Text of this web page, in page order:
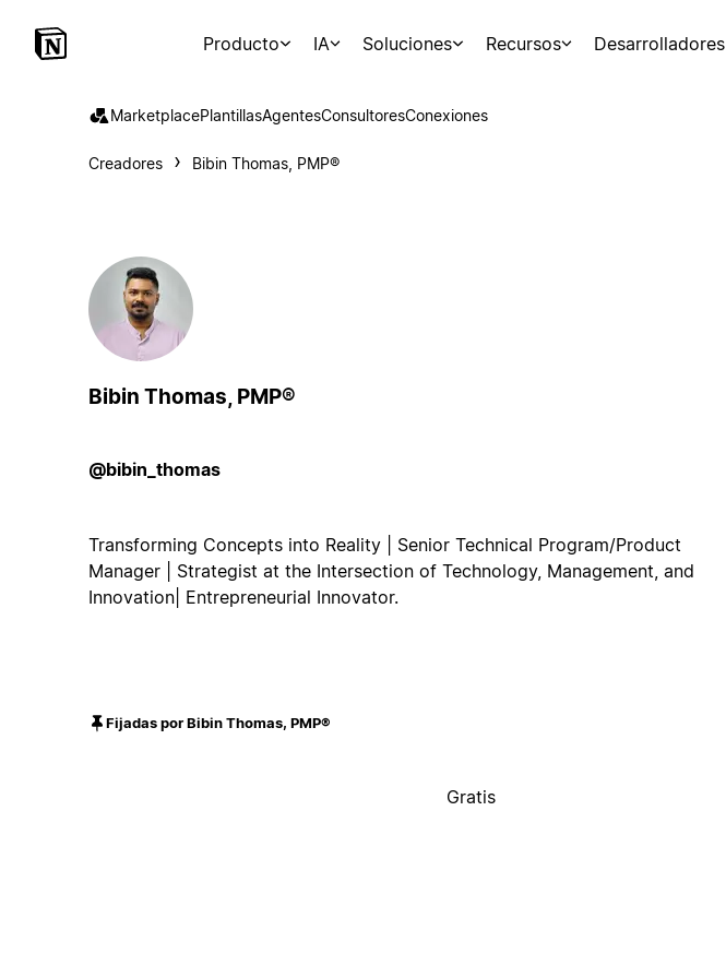
Producto IA Soluciones Recursos Desarrolladores
MarketplacePlantillasAgentesConsultoresConexiones
Creadores Bibin Thomas, PMP®
Bibin Thomas, PMP®
@bibin_thomas
Transforming Concepts into Reality | Senior Technical Program/Product
Manager | Strategist at the Intersection of Technology, Management, and
Innovation| Entrepreneurial Innovator.
Fijadas por Bibin Thomas, PMP®
Gratis